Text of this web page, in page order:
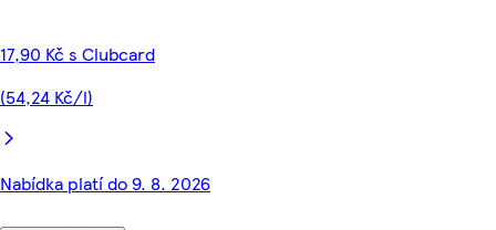
17,90 Kč s Clubcard
(54,24 Kč/l)
Nabídka platí do 9. 8. 2026